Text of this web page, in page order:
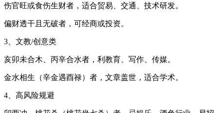
伤官旺或食伤生财者，适合贸易、交通、技术研发。
偏财透干且无破者，可经商或投资。
3、文教/创意类
亥卯未合木、丙辛合水者，利教育、写作、传媒。
金水相生（辛金遇酉禄）者，文章盖世，适合学术。
4、高风险规避